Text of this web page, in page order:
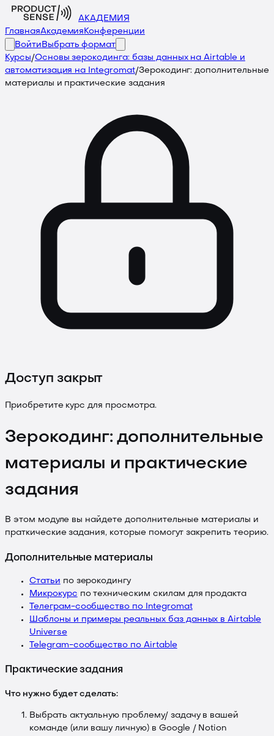
АКАДЕМИЯ
ГлавнаяАкадемия Конференции
Войти Выбрать формат
Курсы/Основы зерокодинга: базы данных на Airtable и
автоматизация на Integromat/Зерокодинг: дополнительные
материалы и практические задания
Доступ закрыт
Приобретите курс для просмотра.
Зерокодинг: дополнительные
материалы и практические
задания
В этом модуле вы найдете дополнительные материалы и
праткические задания, которые помогут закрепить теорию.
Дополнительные материалы
Статьи по зерокодингу
Микрокурс по техническим скилам для продакта
Телеграм-сообщество по Integromat
Шаблоны и примеры реальных баз данных в Airtable
Universe
Telegram-сообщество по Airtable
Практические задания
Что нужно будет сделать:
Выбрать актуальную проблему/ задачу в вашей
команде (или вашу личную) в Google / Notion